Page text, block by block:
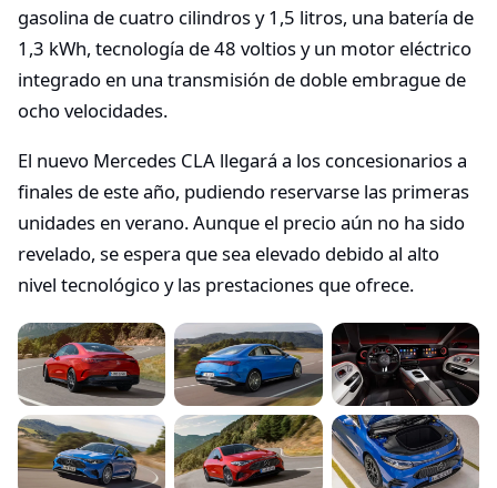
gasolina de cuatro cilindros y 1,5 litros, una batería de
1,3 kWh, tecnología de 48 voltios y un motor eléctrico
integrado en una transmisión de doble embrague de
ocho velocidades.
El nuevo Mercedes CLA llegará a los concesionarios a
finales de este año, pudiendo reservarse las primeras
unidades en verano. Aunque el precio aún no ha sido
revelado, se espera que sea elevado debido al alto
nivel tecnológico y las prestaciones que ofrece.